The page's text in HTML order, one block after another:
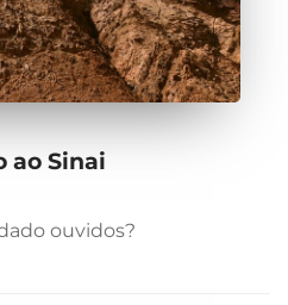
ao Sinai
ouvidos?